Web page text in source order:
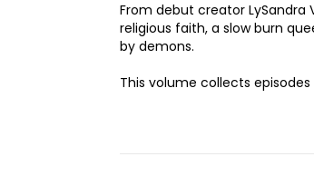
From debut creator
religious faith, a slow burn
by demons.
This volume collects episodes